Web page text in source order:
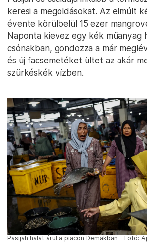
keresi a megoldásokat. Az elmúlt
évente körülbelül 15 ezer
Naponta kievez egy kék műanyag
csónakban, gondozza a már
és új facsemetéket ültet az akár
szürkéskék vízben.
Pasijah halat árul a piacon Demakban – Fotó: